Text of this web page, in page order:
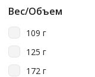
Вес/Объем
109 г
125 г
172 г